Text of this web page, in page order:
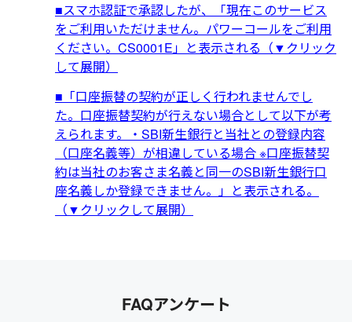
■スマホ認証で承認したが、「現在このサービス
をご利用いただけません。パワーコールをご利用
ください。CS0001E」と表示される（▼クリック
して展開）
■「口座振替の契約が正しく行われませんでし
た。口座振替契約が行えない場合として以下が考
えられます。・SBI新生銀行と当社との登録内容
（口座名義等）が相違している場合 ※口座振替契
約は当社のお客さま名義と同一のSBI新生銀行口
座名義しか登録できません。」と表示される。
（▼クリックして展開）
FAQアンケート